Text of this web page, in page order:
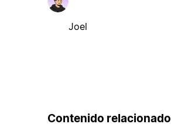
Joel
Contenido relacionado